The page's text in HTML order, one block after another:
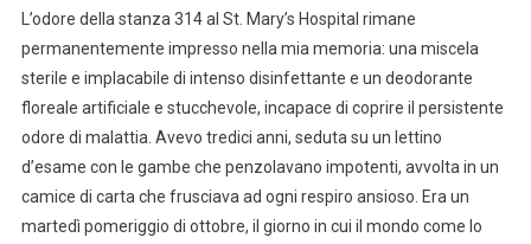
L’odore della stanza 314 al St. Mary’s Hospital rimane
permanentemente impresso nella mia memoria: una miscela
sterile e implacabile di intenso disinfettante e un deodorante
floreale artificiale e stucchevole, incapace di coprire il persistente
odore di malattia. Avevo tredici anni, seduta su un lettino
d’esame con le gambe che penzolavano impotenti, avvolta in un
camice di carta che frusciava ad ogni respiro ansioso. Era un
martedì pomeriggio di ottobre, il giorno in cui il mondo come lo